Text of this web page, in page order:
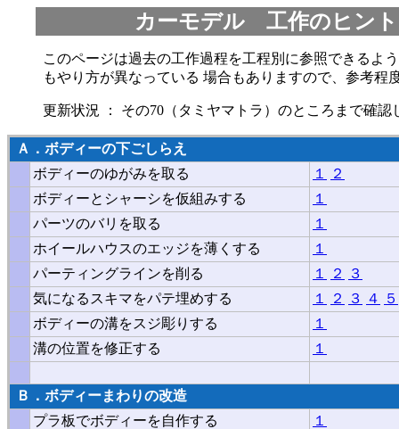
カーモデル 工作のヒン
このページは過去の工作過程を工程別に参照できるよ
もやり方が異なっている 場合もありますので、参考程
更新状況 ： その70（タミヤマトラ）のところまで確認
Ａ．ボディーの下ごしらえ
ボディーのゆがみを取る
１
２
ボディーとシャーシを仮組みする
１
パーツのバリを取る
１
ホイールハウスのエッジを薄くする
１
パーティングラインを削る
１ ２
３
気になるスキマをパテ埋めする
１ ２ ３ ４
５
ボディーの溝をスジ彫りする
１
溝の位置を修正する
１
Ｂ ．ボディーまわりの改造
プラ板でボディーを自作する
１